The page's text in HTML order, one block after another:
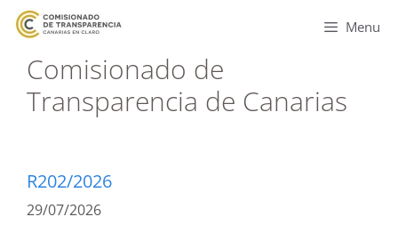
Menu
Comisionado de
Transparencia de Canarias
R202/2026
29/07/2026